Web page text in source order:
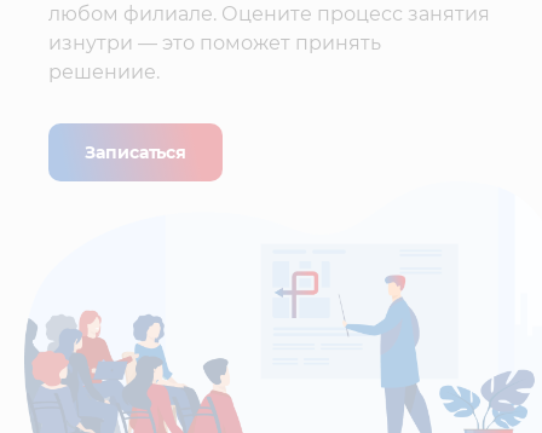
любом филиале. Оцените процесс занятия
изнутри — это поможет принять
решениие.
Записаться